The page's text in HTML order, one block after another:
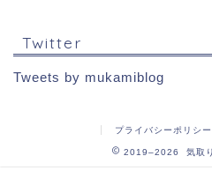
Twitter
Tweets by mukamiblog
プライバシーポリシー
2019–2026 気取